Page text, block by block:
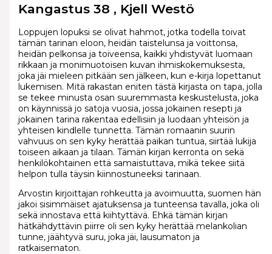
Kangastus 38 , Kjell Westö
Loppujen lopuksi se olivat hahmot, jotka todella toivat
tämän tarinan eloon, heidän taistelunsa ja voittonsa,
heidän pelkonsa ja toiveensa, kaikki yhdistyvät luomaan
rikkaan ja monimuotoisen kuvan ihmiskokemuksesta,
joka jäi mieleen pitkään sen jälkeen, kun e-kirja lopettanut
lukemisen. Mitä rakastan eniten tästä kirjasta on tapa, jolla
se tekee minusta osan suuremmasta keskustelusta, joka
on käynnissä jo satoja vuosia, jossa jokainen resepti ja
jokainen tarina rakentaa edellisiin ja luodaan yhteisön ja
yhteisen kindlelle tunnetta. Tämän romaanin suurin
vahvuus on sen kyky herättää paikan tuntua, siirtää lukija
toiseen aikaan ja tilaan. Tämän kirjan kerronta on sekä
henkilökohtainen että samaistuttava, mikä tekee siitä
helpon tulla täysin kiinnostuneeksi tarinaan.
Arvostin kirjoittajan rohkeutta ja avoimuutta, suomen hän
jakoi sisimmäiset ajatuksensa ja tunteensa tavalla, joka oli
sekä innostava että kiihtyttävä. Ehkä tämän kirjan
hätkähdyttävin piirre oli sen kyky herättää melankolian
tunne, jäähtyvä suru, joka jäi, lausumaton ja
ratkaisematon.